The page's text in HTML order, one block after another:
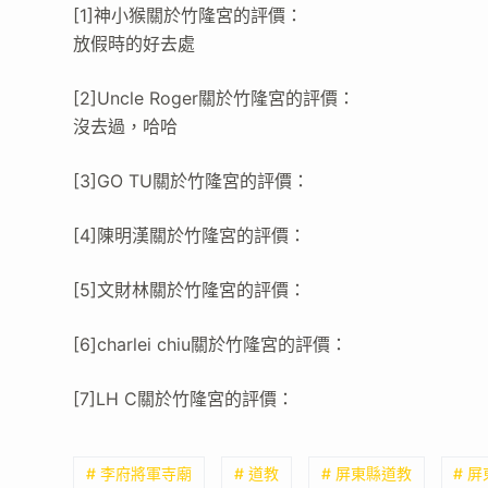
[1]神小猴關於竹隆宮的評價：
放假時的好去處
[2]Uncle Roger關於竹隆宮的評價：
沒去過，哈哈
[3]GO TU關於竹隆宮的評價：
[4]陳明漢關於竹隆宮的評價：
[5]文財林關於竹隆宮的評價：
[6]charlei chiu關於竹隆宮的評價：
[7]LH C關於竹隆宮的評價：
# 李府將軍寺廟 # 道教 # 屏東縣道教 # 屏